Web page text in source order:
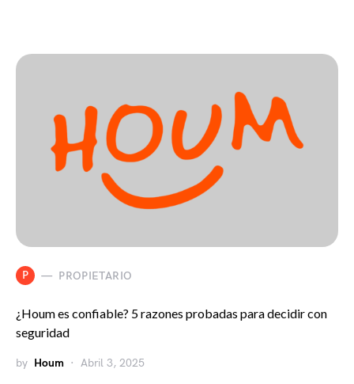
P PROPIETARIO
¿Houm es confiable? 5 razones probadas para decidir con
seguridad
by Houm Abril 3, 2025